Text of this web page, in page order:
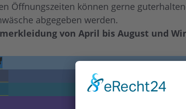
Öffnungszeiten können gerne
abgegeben werden.
von April bis August und